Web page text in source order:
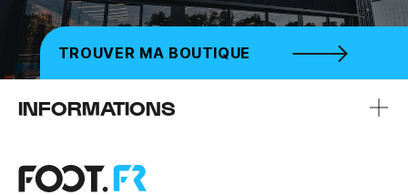
TROUVER MA BOUTIQUE
INFORMATIONS